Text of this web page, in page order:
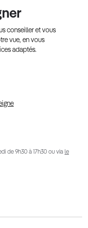
conseiller et vous
vue, en vous
adaptés.
de 9h30 à 17h30 ou via le